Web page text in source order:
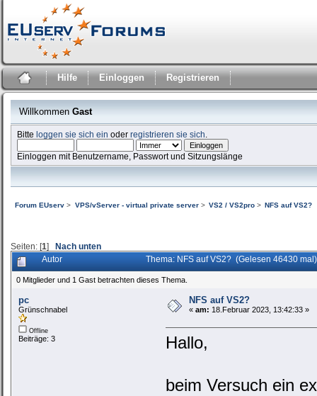
Hilfe Einloggen Registrieren
Willkommen Gast
Bitteloggen sie sich ein oderregistrieren sie sich
Einloggen mit Benutzername, Passwort und Sitzungslänge
Forum EUserv > VPS/vServer - virtual private server> VS2 / VS2pro> NFS auf VS2?
Seiten: [1] Nach unten
Autor Thema: NFS auf VS2? (Gelesen 46430 mal)
0 Mitglieder und 1 Gast betrachten dieses Thema.
pc
Grünschnabel
Offline
Beiträge: 3
NFS auf VS2?
« am: 18.Februar 2023, 13:42:33 »
Hallo,
beim Versuch ein